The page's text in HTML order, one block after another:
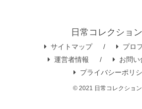
日常コレクション
サイトマップ
プロ
運営者情報
お問い
プライバシーポリ
© 2021 日常コレクショ